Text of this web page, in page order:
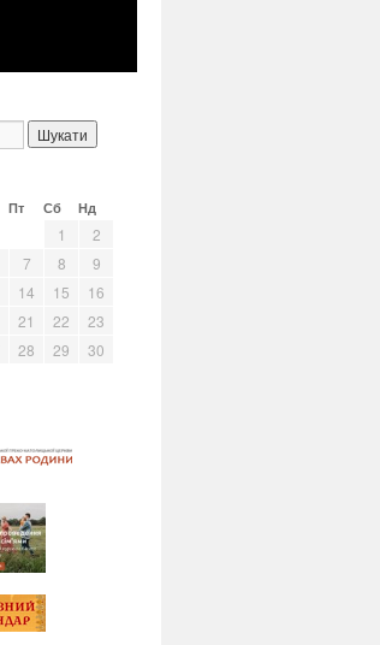
Пт Сб Нд
1
2
7 8
9
14 15
16
21 22
23
28 29
30